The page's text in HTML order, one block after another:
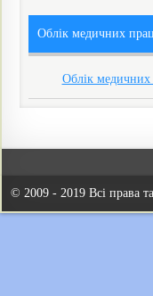
Облік медичних
Облік медичних
© 2009 - 2019 Всі права